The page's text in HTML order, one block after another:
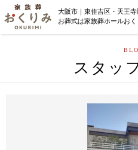
大阪市｜東住吉区・天王
お葬式は家族葬ホールお
スタッ